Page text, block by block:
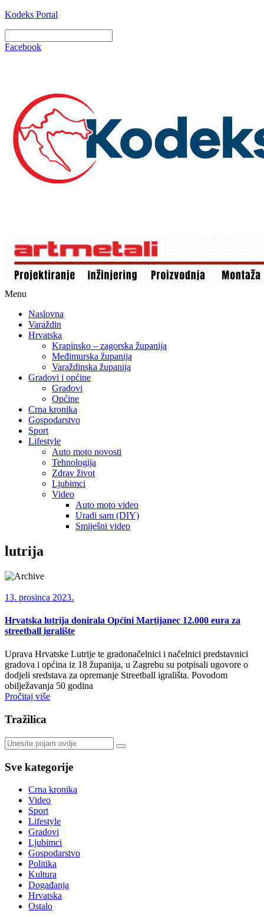
Kodeks Portal
Facebook
Menu
Naslovna
Varaždin
Hrvatska
Krapinsko – zagorska županija
Međimurska županija
Varaždinska županija
Gradovi i općine
Gradovi
Općine
Crna kronika
Gospodarstvo
Sport
Lifestyle
Auto moto novosti
Tehnologija
Zdrav život
Ljubimci
Video
Auto moto video
Uradi sam (DIY)
Smiješni video
lutrija
13. prosinca 2023.
Hrvatska lutrija donirala Općini Martijanec 12.000 eura za
streetball igralište
Uprava Hrvatske Lutrije te gradonačelnici i načelnici predstavnici
gradova i općina iz 18 županija, u Zagrebu su potpisali ugovore o
dodjeli sredstava za opremanje Streetball igrališta. Povodom
obilježavanja 50 godina
Pročitaj više
Tražilica
Sve kategorije
Crna kronika
Video
Sport
Lifestyle
Gradovi
Ljubimci
Gospodarstvo
Politika
Kultura
Događanja
Hrvatska
Ostalo